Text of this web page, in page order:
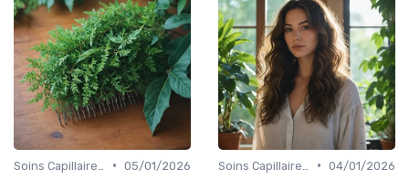
• 05/01/2026
• 04/01/2026